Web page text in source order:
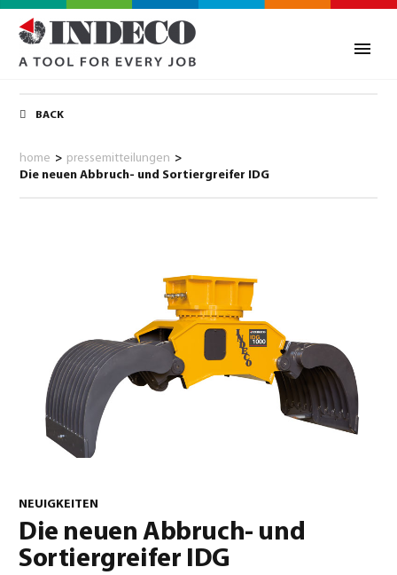
BACK
home > pressemitteilungen >
Die neuen Abbruch- und Sortiergreifer IDG
NEUIGKEITEN
Die neuen Abbruch- und
Sortiergreifer IDG